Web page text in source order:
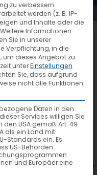
14001 eng
gewählt
zu verbessern.
werden (z. B. IP-
und Inhalte oder die
Weitere Informationen
Sie in unserer
Verpflichtung, in die
um dieses Angebot zu
unterEinstellungen
Sie, dass aufgrund
nicht alle Funktionen
Daten in den
Services willigen Sie
den USA gemäß Art. 49
als ein Land mit
Standards ein. Es
US-Behörden
und Europäer eine